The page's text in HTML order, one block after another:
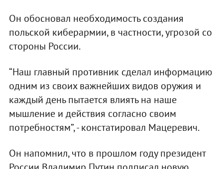
Он обосновал необходимость создания
польской киберармии, в частности, угрозой со
стороны России.
“Наш главный противник сделал информацию
одним из своих важнейших видов оружия и
каждый день пытается влиять на наше
мышление и действия согласно своим
потребностям”, - констатировал Мацеревич.
Он напомнил, что в прошлом году президент